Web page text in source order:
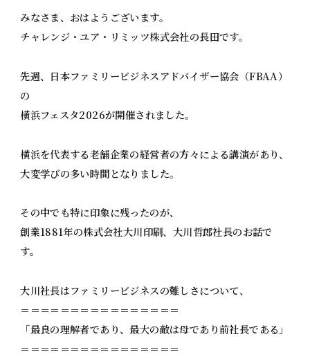
みなさま、おはようございます。
チャレンジ・ユア・リミッツ株式会社の長田です。
先週、日本ファミリービジネスアドバイザー協会（FBAA）
の
横浜フェスタ2026が開催されました。
横浜を代表する老舗企業の経営者の方々による講演があり、
大変学びの多い時間となりました。
その中でも特に印象に残ったのが、
創業1881年の株式会社大川印刷、大川哲郎社長のお話で
す。
大川社長はファミリービジネスの難しさについて、
＝＝＝＝＝＝＝＝＝＝＝＝＝＝＝＝
「最良の理解者であり、最大の敵は母であり前社長である」
＝＝＝＝＝＝＝＝＝＝＝＝＝＝＝＝